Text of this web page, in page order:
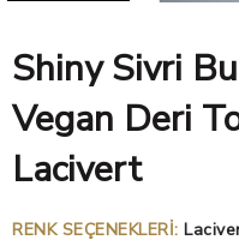
Shiny Sivri
Vegan Deri
Lacivert
RENK SEÇENEKLERI: